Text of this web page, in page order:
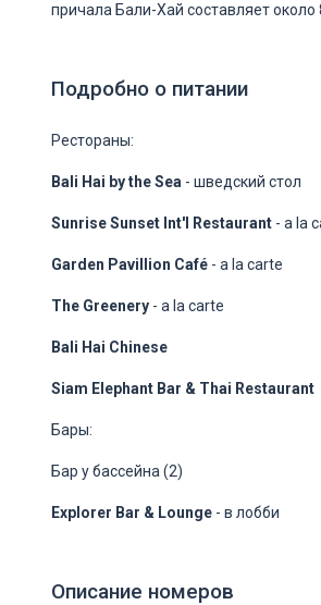
причала Бали-Хай составляет около
Подробно о питании
Рестораны:
Bali Hai by the Sea - шведский стол
Sunrise Sunset Int'l Restaurant - a la
Garden Pavillion Café - a la carte
The Greenery - a la carte
Bali Hai Chinese
Siam Elephant Bar & Thai Restaurant
Бары:
Бар у бассейна (2)
Explorer Bar & Lounge - в лобби
Описание номеров